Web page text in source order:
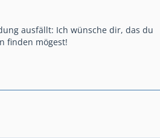
ausfällt: Ich wünsche dir, das du
finden mögest!